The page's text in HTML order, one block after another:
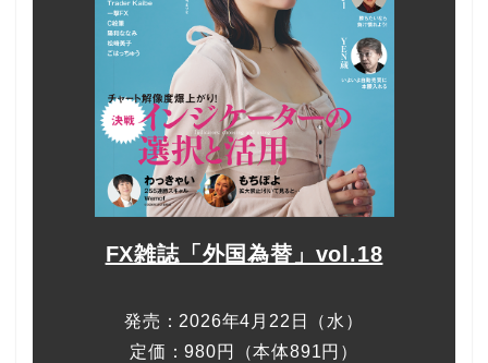
FX雑誌「外国為替」vol.18
発売：2026年4月22日（水）
定価：980円（本体891円）